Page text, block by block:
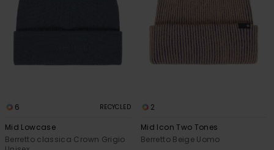
6 RECYCLED
Mid Lowcase
Berretto classica Crown Grigio
2
Mid Icon Two Tones
Berretto Beige Uomo